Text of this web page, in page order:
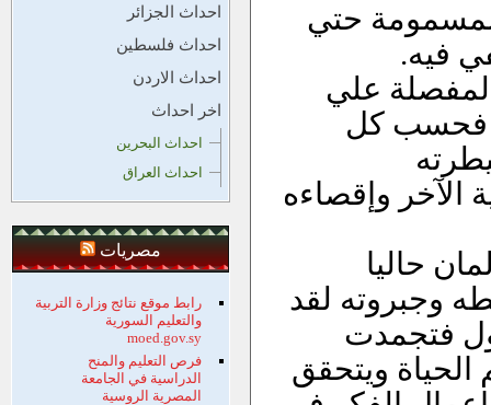
حتي
فيه.
علي
فحسب كل
الآخر وإقصاءه
حاليا
وجبروته لقد
فتجمدت
الحياة ويتحقق
احداث الجزائر
احداث فلسطين
احداث الاردن
اخر احداث
احداث البحرين
احداث العراق
مصريات
رابط موقع نتائج وزارة التربية
والتعليم السورية
moed.gov.sy
فرص التعليم والمنح
الدراسية في الجامعة
المصرية الروسية